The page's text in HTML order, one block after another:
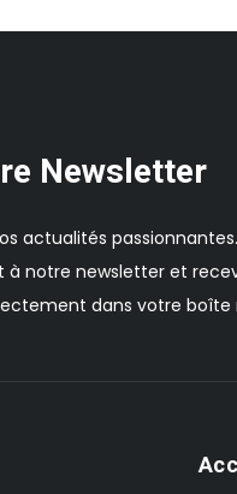
Newsletter
actualités passionnantes.
notre newsletter et
dans votre boîte